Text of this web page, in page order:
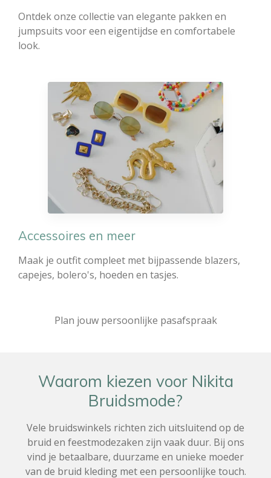
Ontdek onze collectie van elegante pakken en
jumpsuits voor een eigentijdse en comfortabele
look.
Accessoires en meer
Maak je outfit compleet met bijpassende blazers,
capejes, bolero's, hoeden en tasjes.
Plan jouw persoonlijke pasafspraak
Waarom kiezen voor Nikita
Bruidsmode?
Vele bruidswinkels richten zich uitsluitend op de
bruid en feestmodezaken zijn vaak duur. Bij ons
vind je betaalbare, duurzame en unieke moeder
van de bruid kleding met een persoonlijke touch.